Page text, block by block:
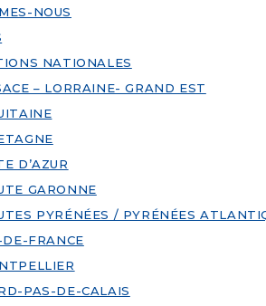
NOUS
NATIONALES
– LORRAINE- GRAND EST
D’AZUR
GARONNE
PYRÉNÉES / PYRÉNÉES
DE-FRANCE
PAS-DE-CALAIS